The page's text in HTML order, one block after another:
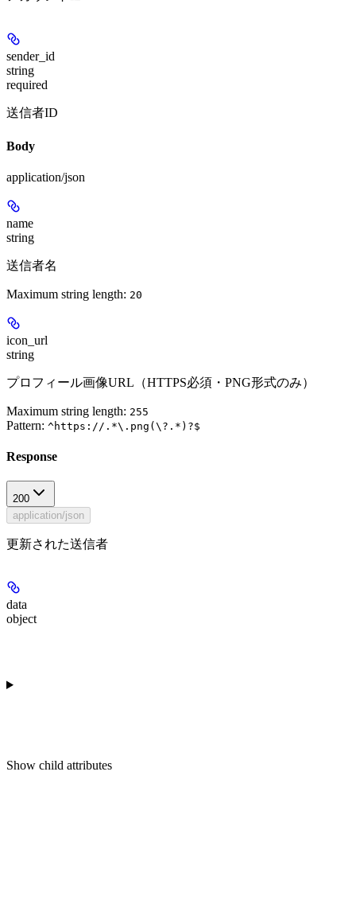
sender_id
string
required
送信者ID
Body
application/json
name
string
送信者名
Maximum string length: 20
icon_url
string
プロフィール画像URL（HTTPS必須・PNG形式のみ）
Maximum string length: 255
Pattern: ^https://.*\.png(\?.*)?$
Response
200
application/json
更新された送信者
data
object
Show child attributes